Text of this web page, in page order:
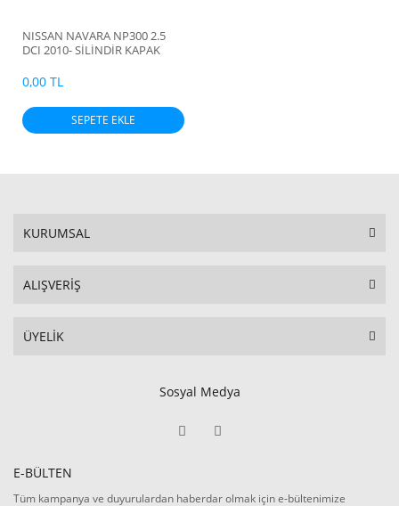
NISSAN NAVARA NP300 2.5
DCI 2010- SİLİNDİR KAPAK
0,00 TL
SEPETE EKLE
KURUMSAL
ALIŞVERİŞ
ÜYELİK
Sosyal Medya
E-BÜLTEN
Tüm kampanya ve duyurulardan haberdar olmak için e-bültenimize